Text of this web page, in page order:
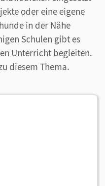
oder eine eigene
in der Nähe
Schulen gibt es
Unterricht begleiten.
diesem Thema.